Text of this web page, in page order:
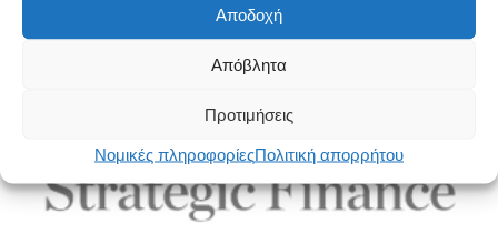
Αποδοχή
Απόβλητα
Προτιμήσεις
Νομικές πληροφορίεςΠολιτική απορρήτου